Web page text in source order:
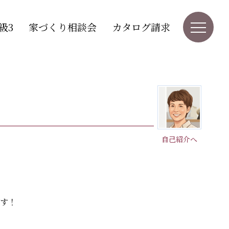
3 家づくり相談会 カタログ請求
自己紹介へ
！